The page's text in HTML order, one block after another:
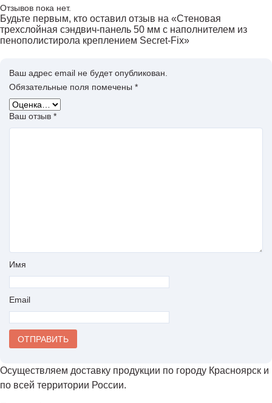
Отзывов пока нет.
Будьте первым, кто оставил отзыв на «Стеновая
трехслойная сэндвич-панель 50 мм с наполнителем из
пенополистирола креплением Secret-Fix»
Ваш адрес email не будет опубликован.
Обязательные поля помечены *
Ваш отзыв *
Имя
Email
Осуществляем доставку продукции по городу Красноярск и
по всей территории России.